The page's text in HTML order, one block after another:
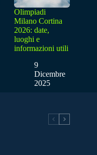
Olimpiadi
Milano Cortina
2026: date,
luoghi e
informazioni utili
9
Dicembre
2025